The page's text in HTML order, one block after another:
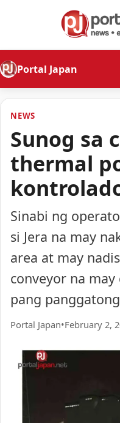
Portal Japan
NEWS
Sunog sa
thermal
Sinabi ng
si Jera na may
area at may
conveyor na
pang
Portal Japan•February 2,